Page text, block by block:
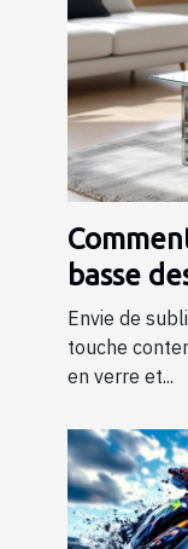
basse
métal
Envie de
touche
en verre et...